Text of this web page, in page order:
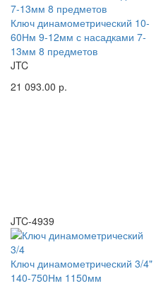
Ключ динамометрический 10-
60Нм 9-12мм с насадками 7-
13мм 8 предметов
JTC
21 093.00 р.
JTC-4939
Ключ динамометрический 3/4"
140-750Нм 1150мм